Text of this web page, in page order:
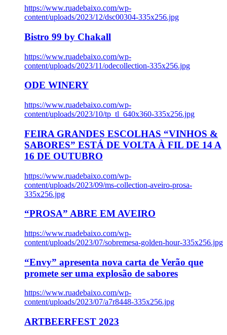
https://www.ruadebaixo.com/wp-
content/uploads/2023/12/dsc00304-335x256.jpg
Bistro 99 by Chakall
https://www.ruadebaixo.com/wp-
content/uploads/2023/11/odecollection-335x256.jpg
ODE WINERY
https://www.ruadebaixo.com/wp-
content/uploads/2023/10/tp_tl_640x360-335x256.jpg
FEIRA GRANDES ESCOLHAS “VINHOS &
SABORES” ESTÁ DE VOLTA À FIL DE 14 A
16 DE OUTUBRO
https://www.ruadebaixo.com/wp-
content/uploads/2023/09/ms-collection-aveiro-prosa-
335x256.jpg
“PROSA” ABRE EM AVEIRO
https://www.ruadebaixo.com/wp-
content/uploads/2023/07/sobremesa-golden-hour-335x256.jpg
“Envy” apresenta nova carta de Verão que
promete ser uma explosão de sabores
https://www.ruadebaixo.com/wp-
content/uploads/2023/07/a7r8448-335x256.jpg
ARTBEERFEST 2023